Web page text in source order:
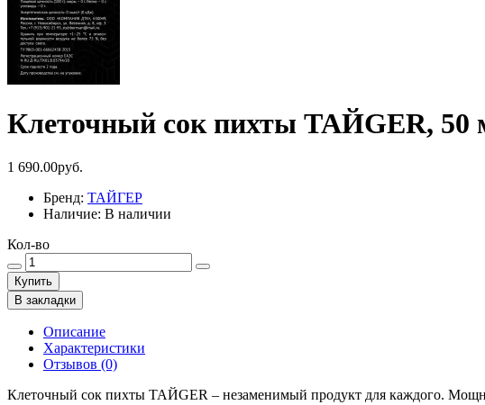
Клеточный сок пихты ТАЙGER, 50
1 690.00руб.
Бренд: ТАЙГЕР
Наличие: В наличии
Кол-во
Купить
В закладки
Описание
Характеристики
Отзывов (0)
Клеточный сок пихты ТАЙGER – незаменимый продукт для каждого.